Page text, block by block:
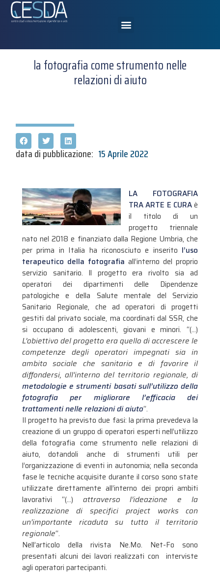
la fotografia come strumento nelle
relazioni di aiuto
data di pubblicazione: 15 Aprile 2022
LA FOTOGRAFIA
TRA ARTE E CURAè
il titolo di un
progetto triennale
nato nel 2018 e finanziato dalla Regione Umbria, che
per prima in Italia ha riconosciuto e inserito l’uso
terapeutico della fotografia all’interno del proprio
servizio sanitario. ll progetto era rivolto sia ad
operatori dei dipartimenti delle Dipendenze
patologiche e della Salute mentale del Servizio
Sanitario Regionale, che ad operatori di progetti
gestiti dal privato sociale, ma coordinati dal SSR, che
si occupano di adolescenti, giovani e minori. “(…)
L’obiettivo del progetto era quello di accrescere le
competenze degli operatori impegnati sia in
ambito socialeche sanitario e di favorire il
diffondersi, all’interno del territorio regionale, di
metodologie e strumenti basatisull’utilizzo della
fotografia per migliorare l’efficacia dei
trattamenti nelle relazioni di aiuto“.
Il progetto ha previsto due fasi: la prima prevedeva la
creazione di un gruppo di operatori esperti nell’utilizzo
della fotografia come strumento nelle relazioni di
aiuto, dotandoli anche di strumenti utili per
l’organizzazione di eventi in autonomia; nella seconda
fase le tecniche acquisite durante il corso sono state
utilizzate direttamente all’interno dei propri ambiti
lavorativi “(…) attraverso l’ideazione e la
realizzazione di specifici project works con
un’importante ricaduta su tutto il territorio
regionale“.
Nell’articolo della rivista Ne.Mo. Net-Fo sono
presentati alcuni dei lavori realizzati con interviste
agli operatori partecipanti.